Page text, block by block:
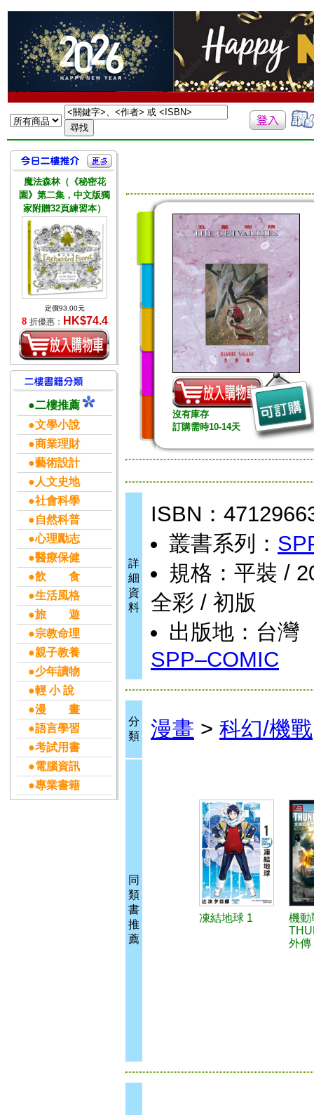
魔法森林（《秘密花
園》第二集，中文版獨
家附贈32頁練習本）
定價93.00元
8 折優惠： HK$74.4
●二樓推薦
●文學小說
●商業理財
●藝術設計
●人文史地
●社會科學
●自然科普
●心理勵志
●醫療保健
●飲 食
●生活風格
●旅 遊
●宗教命理
●親子教養
●少年讀物
●輕 小 說
●漫 畫
●語言學習
●考試用書
●電腦資訊
●專業書籍
沒有庫存
訂購需時10-14天
詳
細
資
料
ISBN：
叢書系列：
規格：平裝 /
全彩 / 初版
出版地：台灣
SPP–COMIC
分
類
漫畫 > 科幻/機戰
同
類
書
推
薦
凍結地球 1
機動
外傳